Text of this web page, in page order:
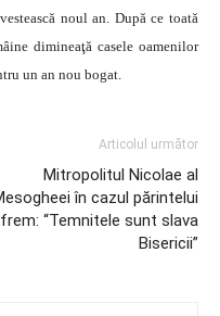
noul an. După ce toată
dimineaţă casele oamenilor
un an nou bogat.
Articolul următor
Mitropolitul Nicolae al
în cazul părintelui
“Temnitele sunt slava
Bisericii”